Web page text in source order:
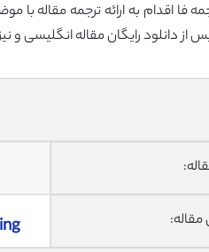
فا اقدام به ارائه ترجمه
از دانلود رایگان مقاله انگلیسی